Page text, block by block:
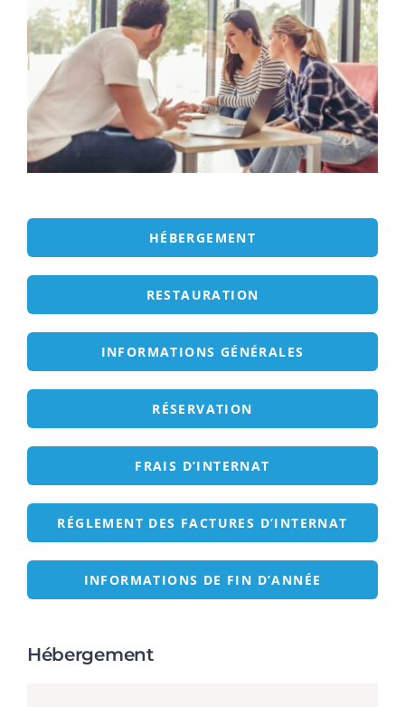
ECOLE / ENTREPRISE
VIE PRATIQUE
HÉBERGEMENT
RESTAURATION
INFORMATIONS GÉNÉRALES
RÉSERVATION
FRAIS D’INTERNAT
RÉGLEMENT DES FACTURES D’INTERNAT
INFORMATIONS DE FIN D’ANNÉE
Hébergement